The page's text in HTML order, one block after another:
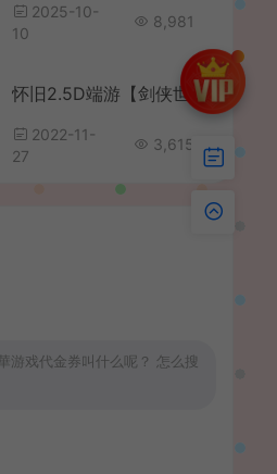
2025-10-
10
8,981
怀旧2.5D端游【剑侠世界】最新整理Win一键即玩服务端+PC客户端+外网搭建教程
2022-11-
27
3,615
游戏代金券叫什么呢？ 怎么搜